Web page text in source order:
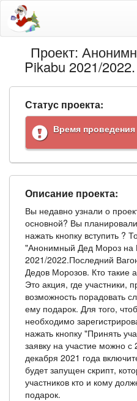
Проект:
Pikabu 2021/
Статус проекта:
Время проведения
Описание проекта:
Вы недавно узнали о
основной? Вы
нажать кнопку вступить ?
"Анонимный Дед Мороз на
2021/2022.Последний
Дедов Морозов. Кто
Это акция, где участники,
возможность порадовать
ему подарок. Для того,
необходимо
нажать кнопку "Принять
заявку на участие можно
декабря 2021 года
будет запущен скрипт,
участников кто и кому
подарок.